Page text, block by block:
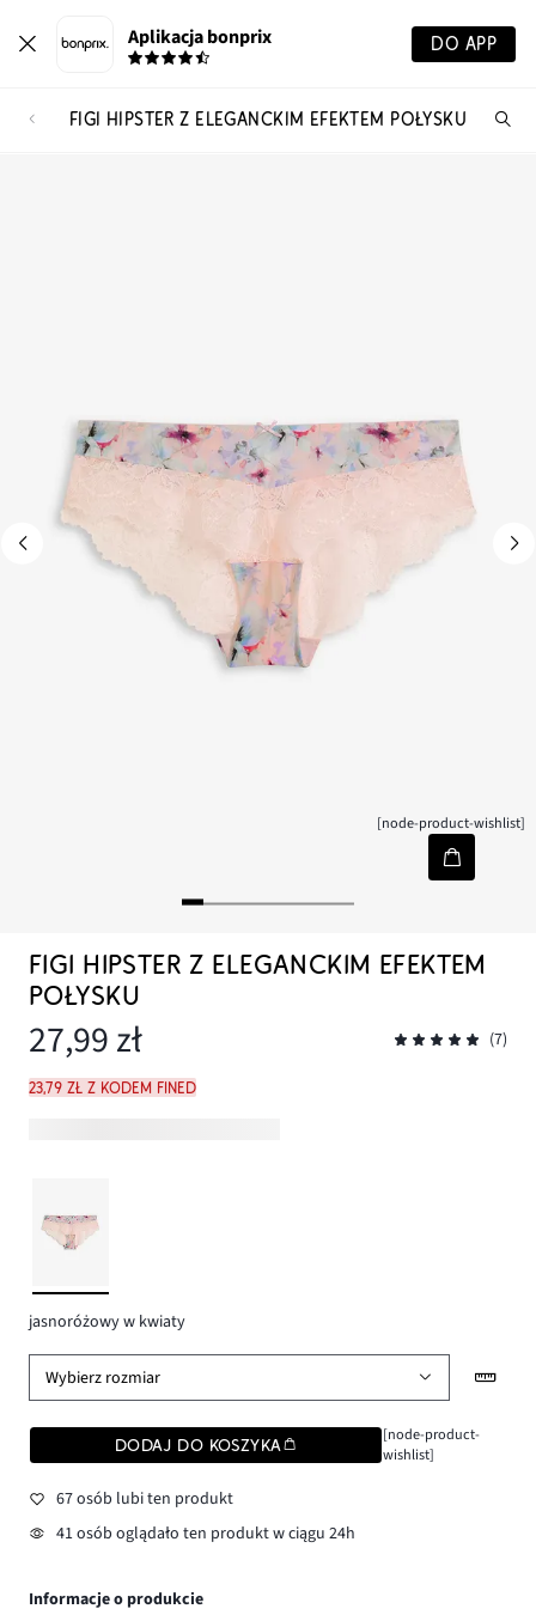
Aplikacja bonprix DO APP
FIGI HIPSTER Z ELEGANCKIM EFEKTEM POŁYSKU
[node-product-wishlist]
FIGI HIPSTER Z ELEGANCKIM EFEKTEM
POŁYSKU
27,99 zł (7)
23,79 zł z kodem FINED
jasnoróżowy w kwiaty
Wybierz rozmiar
DODAJ DO KOSZYKA
[node-product-
wishlist]
67 osób lubi ten produkt
41 osób oglądało ten produkt w ciągu 24h
Informacje o produkcie